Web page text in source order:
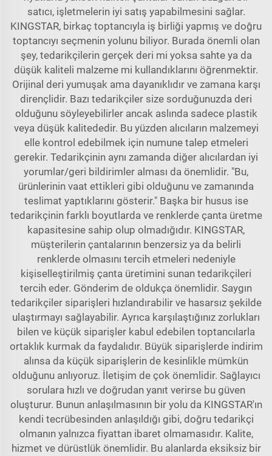
satıcı, işletmelerin iyi satış yapabilmesini sağlar.
KINGSTAR, birkaç toptancıyla iş birliği yapmış ve doğru
toptancıyı seçmenin yolunu biliyor. Burada önemli olan
şey, tedarikçilerin gerçek deri mi yoksa sahte ya da
düşük kaliteli malzeme mi kullandıklarını öğrenmektir.
Orijinal deri yumuşak ama dayanıklıdır ve zamana karşı
dirençlidir. Bazı tedarikçiler size sorduğunuzda deri
olduğunu söyleyebilirler ancak aslında sadece plastik
veya düşük kalitededir. Bu yüzden alıcıların malzemeyi
elle kontrol edebilmek için numune talep etmeleri
gerekir. Tedarikçinin aynı zamanda diğer alıcılardan iyi
yorumlar/geri bildirimler alması da önemlidir. "Bu,
ürünlerinin vaat ettikleri gibi olduğunu ve zamanında
teslimat yaptıklarını gösterir." Başka bir husus ise
tedarikçinin farklı boyutlarda ve renklerde çanta üretme
kapasitesine sahip olup olmadığıdır. KINGSTAR,
müşterilerin çantalarının benzersiz ya da belirli
renklerde olmasını tercih etmeleri nedeniyle
kişiselleştirilmiş çanta üretimini sunan tedarikçileri
tercih eder. Gönderim de oldukça önemlidir. Saygın
tedarikçiler siparişleri hızlandırabilir ve hasarsız şekilde
ulaştırmayı sağlayabilir. Ayrıca karşılaştığınız zorlukları
bilen ve küçük siparişler kabul edebilen toptancılarla
ortaklık kurmak da faydalıdır. Büyük siparişlerde indirim
alınsa da küçük siparişlerin de kesinlikle mümkün
olduğunu anlıyoruz. İletişim de çok önemlidir. Sağlayıcı
sorulara hızlı ve doğrudan yanıt verirse bu güven
oluşturur. Bunun anlaşılmasının bir yolu da KINGSTAR'ın
kendi tecrübesinden anlaşıldığı gibi, doğru tedarikçi
olmanın yalnızca fiyattan ibaret olmamasıdır. Kalite,
hizmet ve dürüstlük önemlidir. Bu alanlarda eksiksiz bir